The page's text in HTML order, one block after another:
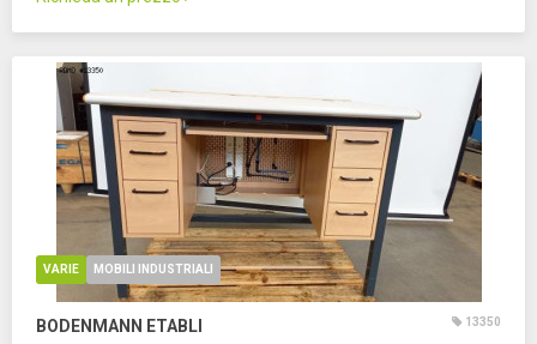
VARIE MOBILI INDUSTRIALI
BODENMANN ETABLI 13350